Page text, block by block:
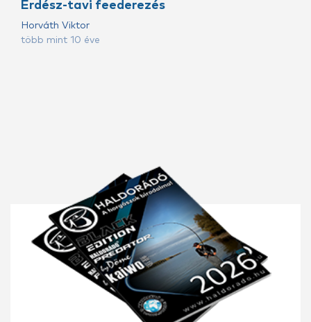
Erdész-tavi feederezés
Horváth Viktor
több mint 10 éve